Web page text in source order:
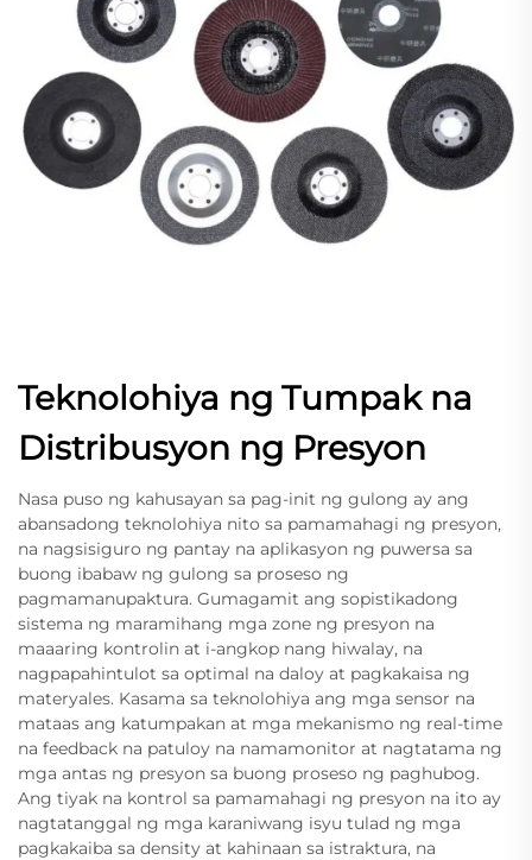
Teknolohiya ng Tumpak na
Distribusyon ng Presyon
Nasa puso ng kahusayan sa pag-init ng gulong ay ang
abansadong teknolohiya nito sa pamamahagi ng presyon,
na nagsisiguro ng pantay na aplikasyon ng puwersa sa
buong ibabaw ng gulong sa proseso ng
pagmamanupaktura. Gumagamit ang sopistikadong
sistema ng maramihang mga zone ng presyon na
maaaring kontrolin at i-angkop nang hiwalay, na
nagpapahintulot sa optimal na daloy at pagkakaisa ng
materyales. Kasama sa teknolohiya ang mga sensor na
mataas ang katumpakan at mga mekanismo ng real-time
na feedback na patuloy na namamonitor at nagtatama ng
mga antas ng presyon sa buong proseso ng paghubog.
Ang tiyak na kontrol sa pamamahagi ng presyon na ito ay
nagtatanggal ng mga karaniwang isyu tulad ng mga
pagkakaiba sa density at kahinaan sa istraktura, na